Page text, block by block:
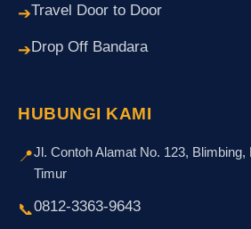
➔Travel Door to Door
➔ Drop Off Bandara
HUBUNGI KAMI
📍Jl. Contoh Alamat No. 123,
Timur
📞0812-3363-9643